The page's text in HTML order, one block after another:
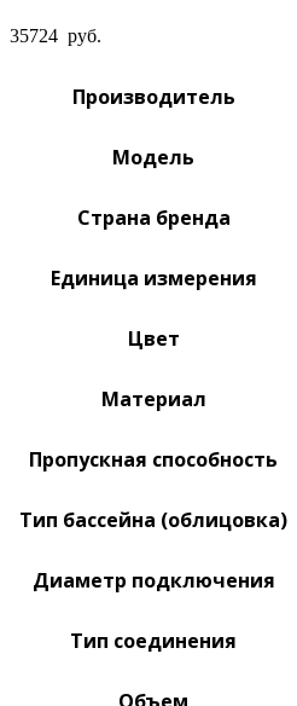
35724 руб.
Производитель
Модель
Страна бренда
Единица измерения
Цвет
Материал
Пропускная способность
Тип бассейна (облицовка)
Диаметр подключения
Тип соединения